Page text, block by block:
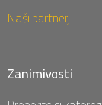
Naši partnerji
Zanimivosti